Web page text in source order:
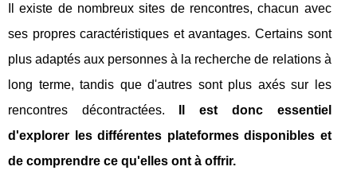
Il existe de nombreux sites de rencontres, chacun avec
ses propres caractéristiques et avantages. Certains sont
plus adaptés aux personnes à la recherche de relations à
long terme, tandis que d'autres sont plus axés sur les
rencontres décontractées.
Il est donc essentiel
d'explorer les différentes plateformes disponibles et
de comprendre ce qu'elles ont à offrir.